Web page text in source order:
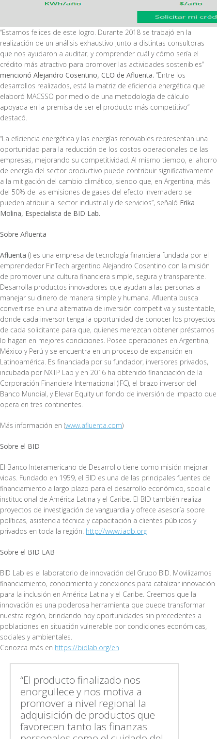
“Estamos felices de este logro. Durante 2018 se trabajó en la
realización de un análisis exhaustivo junto a distintas consultoras
que nos ayudaron a auditar, y comprender cuál y cómo sería el
crédito más atractivo para promover las actividades sostenibles”
mencionó Alejandro Cosentino, CEO de Afluenta. “Entre los
desarrollos realizados, está la matriz de eficiencia energética que
elaboró MACSSO por medio de una metodología de cálculo
apoyada en la premisa de ser el producto más competitivo”
destacó.
“La eficiencia energética y las energías renovables representan una
oportunidad para la reducción de los costos operacionales de las
empresas, mejorando su competitividad. Al mismo tiempo, el ahorro
de energía del sector productivo puede contribuir significativamente
a la mitigación del cambio climático, siendo que, en Argentina, más
del 50% de las emisiones de gases del efecto invernadero se
pueden atribuir al sector industrial y de servicios”, señaló Erika
Molina, Especialista de BID Lab.
Sobre Afluenta
Afluenta () es una empresa de tecnología financiera fundada por el
emprendedor FinTech argentino Alejandro Cosentino con la misión
de promover una cultura financiera simple, segura y transparente.
Desarrolla productos innovadores que ayudan a las personas a
manejar su dinero de manera simple y humana. Afluenta busca
convertirse en una alternativa de inversión competitiva y sustentable,
donde cada inversor tenga la oportunidad de conocer los proyectos
de cada solicitante para que, quienes merezcan obtener préstamos
lo hagan en mejores condiciones. Posee operaciones en Argentina,
México y Perú y se encuentra en un proceso de expansión en
Latinoamérica. Es financiada por su fundador, inversores privados,
incubada por NXTP Lab y en 2016 ha obtenido financiación de la
Corporación Financiera Internacional (IFC), el brazo inversor del
Banco Mundial, y Elevar Equity un fondo de inversión de impacto que
opera en tres continentes.
Más información en (www.afluenta.com)
Sobre el BID
El Banco Interamericano de Desarrollo tiene como misión mejorar
vidas. Fundado en 1959, el BID es una de las principales fuentes de
financiamiento a largo plazo para el desarrollo económico, social e
institucional de América Latina y el Caribe. El BID también realiza
proyectos de investigación de vanguardia y ofrece asesoría sobre
políticas, asistencia técnica y capacitación a clientes públicos y
privados en toda la región. http://www.iadb.org
Sobre el BID LAB
BID Lab es el laboratorio de innovación del Grupo BID. Movilizamos
financiamiento, conocimiento y conexiones para catalizar innovación
para la inclusión en América Latina y el Caribe. Creemos que la
innovación es una poderosa herramienta que puede transformar
nuestra región, brindando hoy oportunidades sin precedentes a
poblaciones en situación vulnerable por condiciones económicas,
sociales y ambientales.
Conozca más en https://bidlab.org/en
“El producto finalizado nos
enorgullece y nos motiva a
promover a nivel regional la
adquisición de productos que
favorecen tanto las finanzas